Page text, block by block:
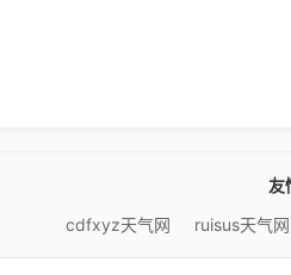
友
cdfxyz天气网
ruisus天气网